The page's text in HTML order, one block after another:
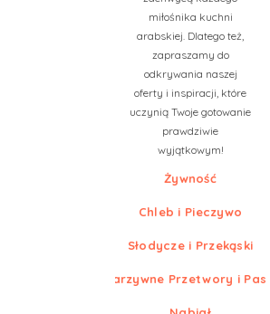
miłośnika kuchni
arabskiej. Dlatego też,
zapraszamy do
odkrywania naszej
oferty i inspiracji, które
uczynią Twoje gotowanie
prawdziwie
wyjątkowym!
Żywność
Chleb i Pieczywo
Słodycze i Przekąski
Warzywne Przetwory i